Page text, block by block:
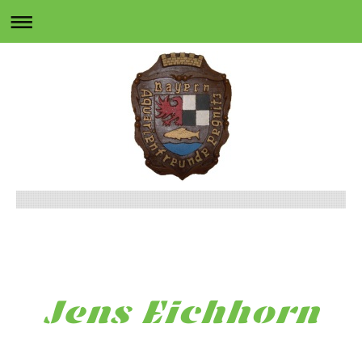
Jens Eichhorn